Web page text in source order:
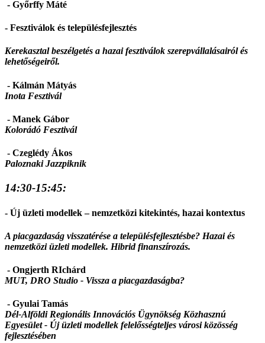
- Győrffy Máté
- Fesztiválok és településfejlesztés
Kerekasztal beszélgetés a hazai fesztiválok szerepvállalásairól és
lehetőségeiről.
- Kálmán Mátyás
Inota Fesztivál
- Manek Gábor
Kolorádó Fesztivál
- Czeglédy Ákos
Paloznaki Jazzpiknik
14:30-15:45:
- Új üzleti modellek – nemzetközi kitekintés, hazai kontextus
A piacgazdaság visszatérése a településfejlesztésbe? Hazai és
nemzetközi üzleti modellek. Hibrid finanszírozás.
- Ongjerth RIchárd
MUT, DRO Studio - Vissza a piacgazdaságba?
- Gyulai Tamás
Dél-Alföldi Regionális Innovációs Ügynökség Közhasznú
Egyesület - Új üzleti modellek felelősségteljes városi közösség
fejlesztésében